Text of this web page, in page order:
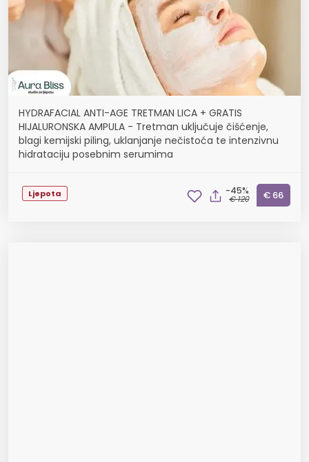
HYDRAFACIAL ANTI-AGE TRETMAN LICA + GRATIS
HIJALURONSKA AMPULA - Tretman uključuje čišćenje,
blagi kemijski piling, uklanjanje nečistoća te intenzivnu
hidrataciju posebnim serumima
Ljepota -45%
€ 120 € 66